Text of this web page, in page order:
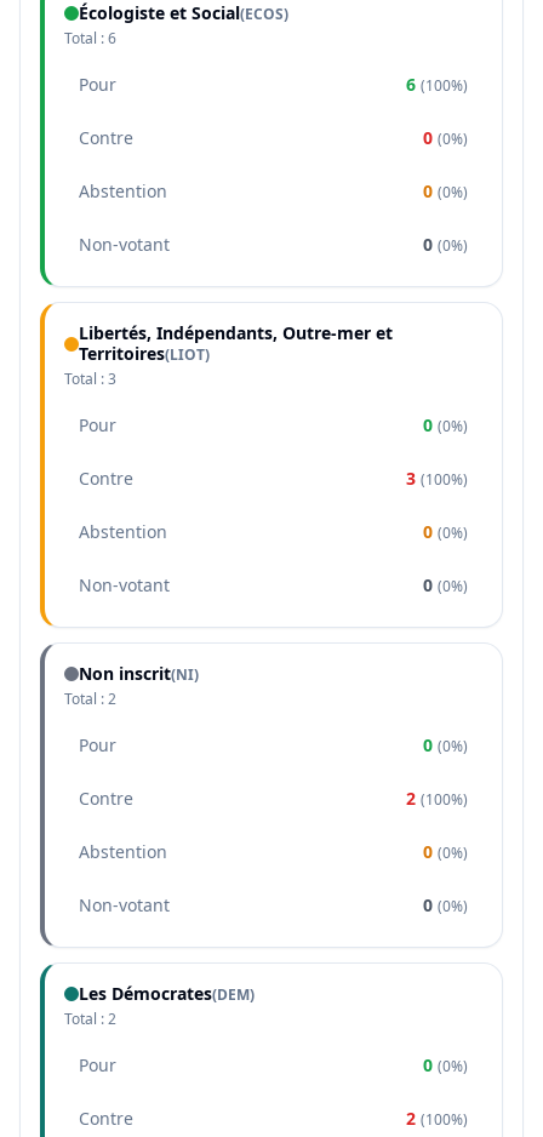
Écologiste et Social(ECOS)
Total :6
Pour 6 (100%)
Contre 0 (0%)
Abstention 0 (0%)
Non-votant 0 (0%)
Libertés, Indépendants, Outre-mer et
Territoires(LIOT)
Total :3
Pour 0 (0%)
Contre 3 (100%)
Abstention 0 (0%)
Non-votant 0 (0%)
Non inscrit(NI)
Total :2
Pour 0 (0%)
Contre 2 (100%)
Abstention 0 (0%)
Non-votant 0 (0%)
Les Démocrates(DEM)
Total :2
Pour 0 (0%)
Contre 2 (100%)